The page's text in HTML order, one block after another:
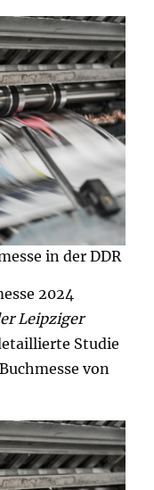
in der DDR
2024
Leipziger
Studie
von